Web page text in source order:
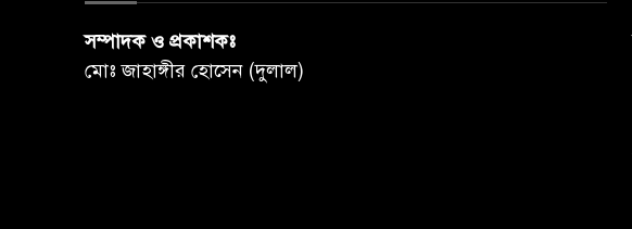
সম্পাদক ও প্রকাশকঃ
মোঃ জাহাঙ্গীর হোসেন (দুলাল)